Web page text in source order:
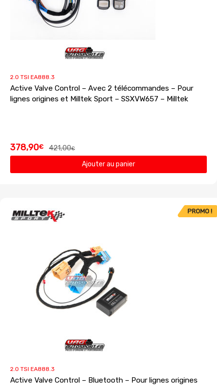
2.0 TSI EA888.3
Active Valve Control – Avec 2 télécommandes – Pour
lignes origines et Milltek Sport – SSXVW657 – Milltek
421,00€
378,90€
Ajouter au panier
PROMO !
2.0 TSI EA888.3
Active Valve Control – Bluetooth – Pour lignes origines